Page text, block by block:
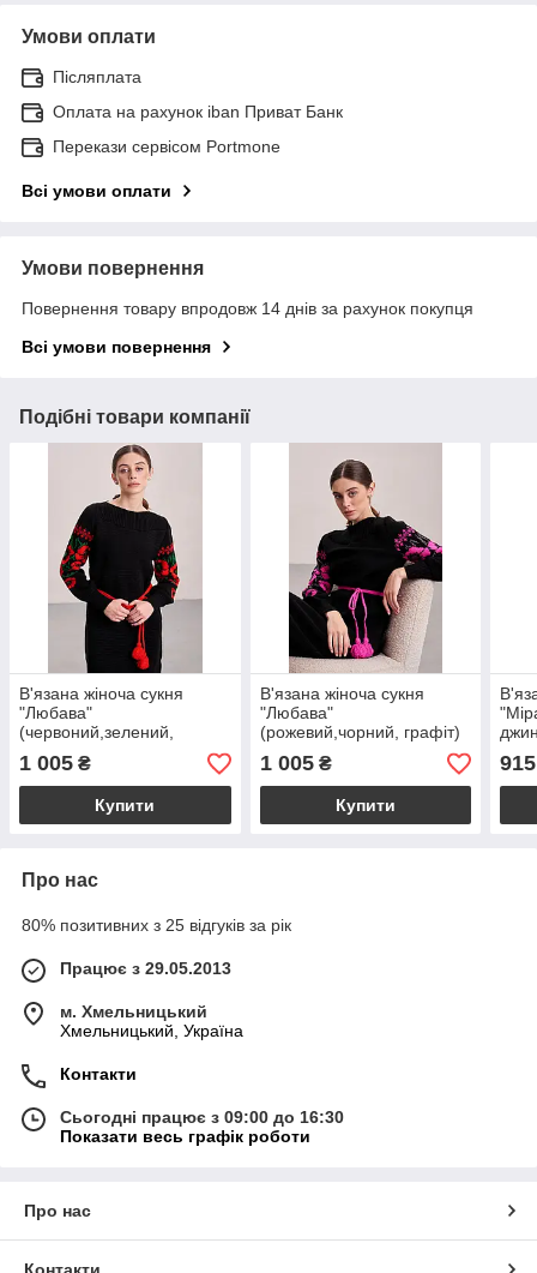
Умови оплати
Післяплата
Оплата на рахунок iban Приват Банк
Перекази сервісом Portmone
Всі умови оплати
Умови повернення
Повернення товару впродовж 14 днів за рахунок покупця
Всі умови повернення
Подібні товари компанії
В'язана жіноча сукня
"Любава"
(червоний,зелений,
чорний)
1 005 ₴
Купити
В'язана жіноча сукня
"Любава"
(рожевий,чорний, графіт)
1 005₴
Купити
915
Про нас
80% позитивних з 25 відгуків за рік
Працює з 29.05.2013
м. Хмельницький
Хмельницький, Україна
Контакти
Сьогодні працює з 09:00 до 16:30
Показати весь графік роботи
Про нас